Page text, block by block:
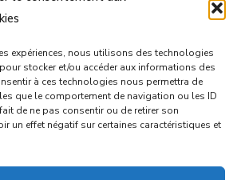
expériences, nous utilisons des technologies
stocker et/ou accéder aux informations des
à ces technologies nous permettra de
que le comportement de navigation ou les ID
de ne pas consentir ou de retirer son
un effet négatif sur certaines caractéristiques et